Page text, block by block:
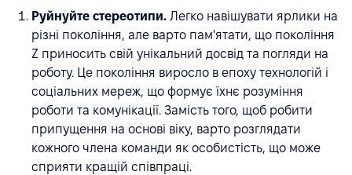
Руйнуйте стереотипи. Легко навішувати ярлики на
різні покоління, але варто пам'ятати, що покоління
Z приносить свій унікальний досвід та погляди на
роботу. Це покоління виросло в епоху технологій і
соціальних мереж, що формує їхнє розуміння
роботи та комунікації. Замість того, щоб робити
припущення на основі віку, варто розглядати
кожного члена команди як особистість, що може
сприяти кращій співпраці.